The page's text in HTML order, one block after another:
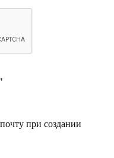
при создании